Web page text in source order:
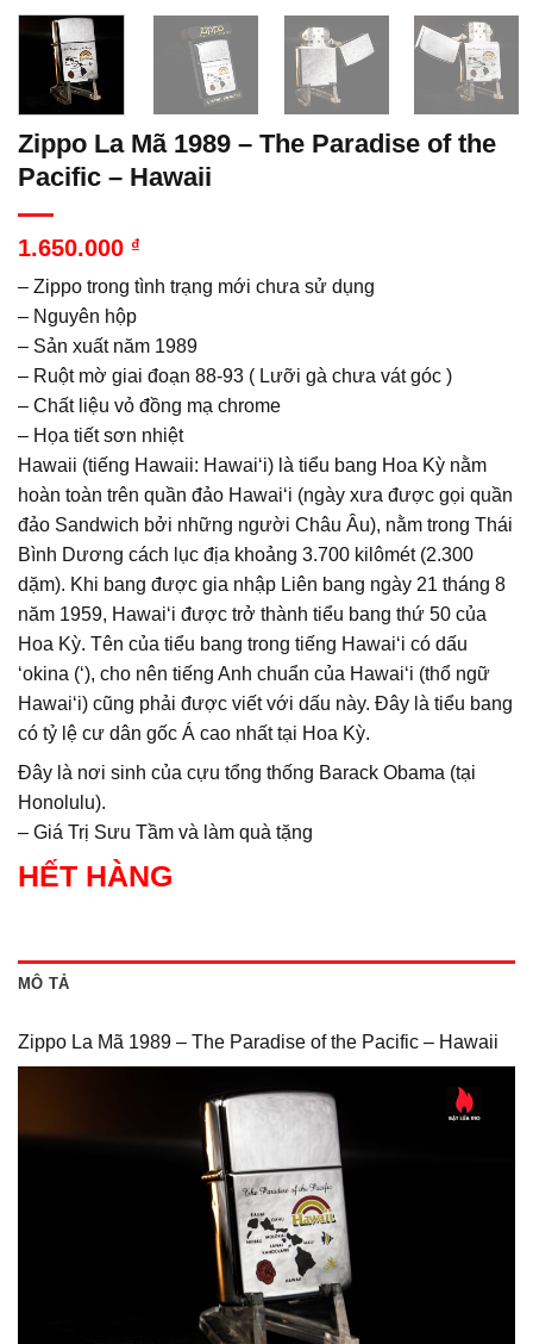
Zippo La Mã 1989 – The Paradise of the
Pacific – Hawaii
1.650.000 ₫
– Zippo trong tình trạng mới chưa sử dụng
– Nguyên hộp
– Sản xuất năm 1989
– Ruột mờ giai đoạn 88-93 ( Lưỡi gà chưa vát góc )
– Chất liệu vỏ đồng mạ chrome
– Họa tiết sơn nhiệt
Hawaii (tiếng Hawaii: Hawaiʻi) là tiểu bang Hoa Kỳ nằm
hoàn toàn trên quần đảo Hawaiʻi (ngày xưa được gọi quần
đảo Sandwich bởi những người Châu Âu), nằm trong Thái
Bình Dương cách lục địa khoảng 3.700 kilômét (2.300
dặm). Khi bang được gia nhập Liên bang ngày 21 tháng 8
năm 1959, Hawaiʻi được trở thành tiểu bang thứ 50 của
Hoa Kỳ. Tên của tiểu bang trong tiếng Hawaiʻi có dấu
ʻokina (ʻ), cho nên tiếng Anh chuẩn của Hawaiʻi (thổ ngữ
Hawaiʻi) cũng phải được viết với dấu này. Đây là tiểu bang
có tỷ lệ cư dân gốc Á cao nhất tại Hoa Kỳ.
Đây là nơi sinh của cựu tổng thống Barack Obama (tại
Honolulu).
– Giá Trị Sưu Tầm và làm quà tặng
HẾT HÀNG
MÔ TẢ
Zippo La Mã 1989 – The Paradise of the Pacific – Hawaii